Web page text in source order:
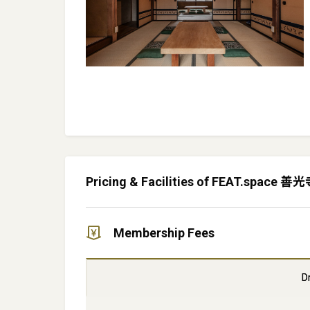
Pricing & Facilities of FEAT.space 善光
Membership Fees